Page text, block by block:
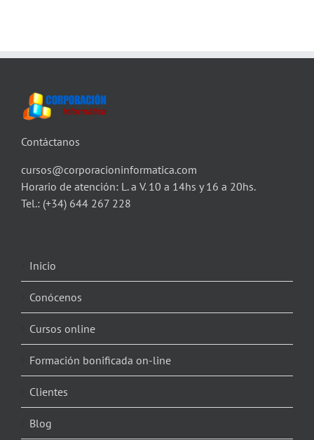
Contáctanos
cursos@corporacioninformatica.com
Horario de atención: L. a V. 10 a 14hs y 16 a 20hs.
Tel.: (+34) 644 267 228
Inicio
Conócenos
Cursos online
Formación bonificada on-line
Clientes
Blog